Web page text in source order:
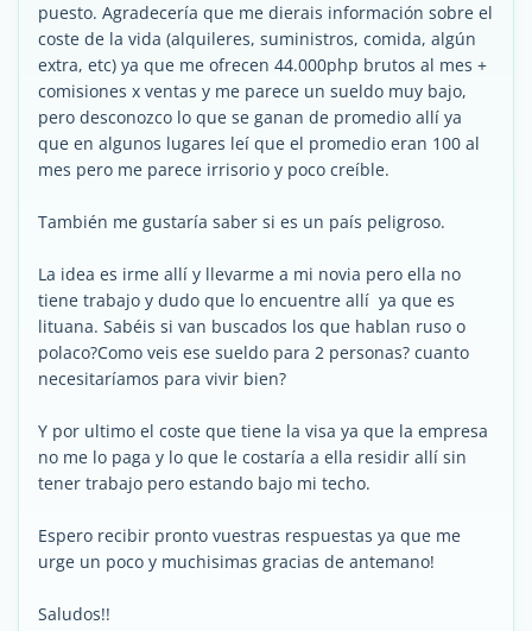
puesto. Agradecería que me dierais información sobre el
coste de la vida (alquileres, suministros, comida, algún
extra, etc) ya que me ofrecen 44.000php brutos al mes +
comisiones x ventas y me parece un sueldo muy bajo,
pero desconozco lo que se ganan de promedio allí ya
que en algunos lugares leí que el promedio eran 100 al
mes pero me parece irrisorio y poco creíble.
También me gustaría saber si es un país peligroso.
La idea es irme allí y llevarme a mi novia pero ella no
tiene trabajo y dudo que lo encuentre allí ya que es
lituana. Sabéis si van buscados los que hablan ruso o
polaco?Como veis ese sueldo para 2 personas? cuanto
necesitaríamos para vivir bien?
Y por ultimo el coste que tiene la visa ya que la empresa
no me lo paga y lo que le costaría a ella residir allí sin
tener trabajo pero estando bajo mi techo.
Espero recibir pronto vuestras respuestas ya que me
urge un poco y muchisimas gracias de antemano!
Saludos!!